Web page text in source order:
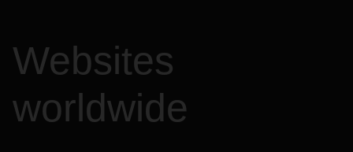
Websites
worldwide